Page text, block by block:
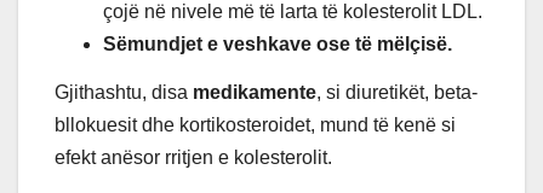
çojë në nivele më të larta të kolesterolit LDL.
Sëmundjet e veshkave ose të mëlçisë.
Gjithashtu, disa medikamente, si diuretikët, beta-
bllokuesit dhe kortikosteroidet, mund të kenë si
efekt anësor rritjen e kolesterolit.